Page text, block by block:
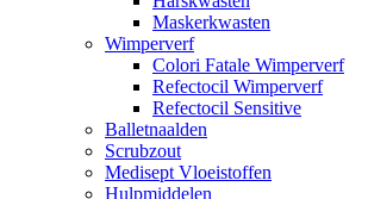
Maskerkwasten
Wimperverf
Colori Fatale Wimperverf
Refectocil Wimperverf
Refectocil Sensitive
Balletnaalden
Scrubzout
Medisept Vloeistoffen
Hulpmiddelen